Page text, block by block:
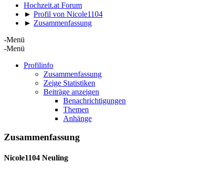
Hochzeit.at Forum
► Profil von Nicole1104
► Zusammenfassung
-Menü
-Menü
Profilinfo
Zusammenfassung
Zeige Statistiken
Beiträge anzeigen
Benachrichtigungen
Themen
Anhänge
Zusammenfassung
Nicole1104 Neuling